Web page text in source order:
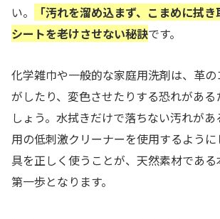
い。
「汚れを溜め込まず、こまめに拭
シートを老けさせない秘訣です。
化学雑巾や一般的な家庭用洗剤は、革
がしたり、変色させたりする恐れがある
しょう。水拭きだけで落ちない汚れが
用の低刺激クリーナーを使用するよう
具を正しく使うことが、天然素材であ
第一歩となります。